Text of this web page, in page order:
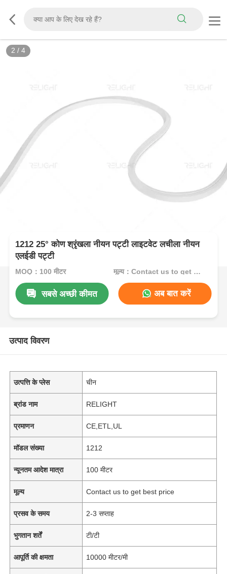
2 / 4
1212 25° कोण श्रृंखला नीयन पट्टी लाइटवेट लचीला नीयन
एलईडी पट्टी
MOQ：100 मीटर मूल्य：Contact us to get best price
सबसे अच्छी कीमत अब बात करें
उत्पाद विवरण
उत्पत्ति के प्लेस चीन
ब्रांड नाम RELIGHT
प्रमाणन CE,ETL,UL
मॉडल संख्या 1212
न्यूनतम आदेश मात्रा 100 मीटर
मूल्य Contact us to get best price
प्रसव के समय 2-3 सप्ताह
भुगतान शर्तें टी/टी
आपूर्ति की क्षमता 10000 मीटर/मी